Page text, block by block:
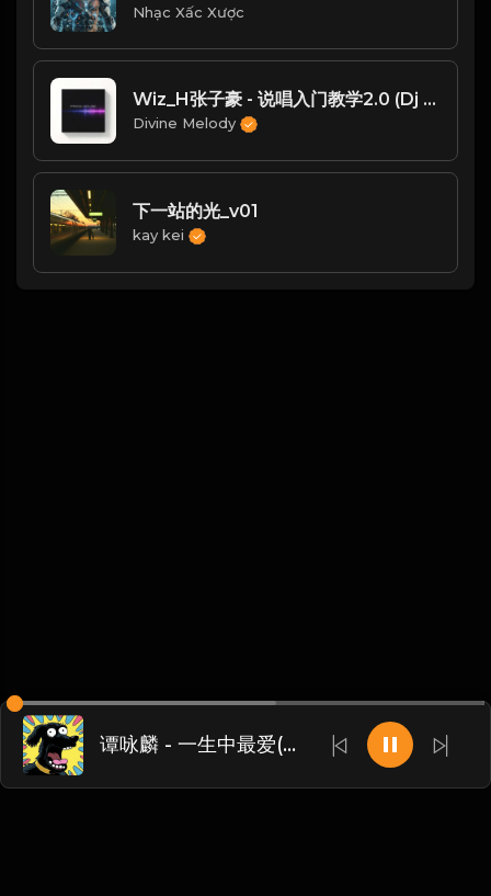
Nhạc Xấc Xược
Wiz_H张子豪 - 说唱入门教学2.0 (Dj Dell ProgHouse Remix)
Divine Melody
下一站的光_v01
kay kei
谭咏麟 - 一生中最爱(Well威尔 VinaHouse Rmx 2026粤语)